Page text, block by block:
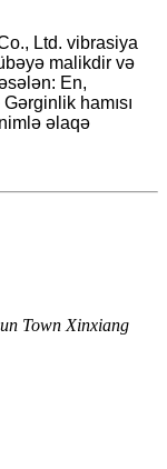
Ltd. vibrasiya
malikdir və
En,
hamısı
əlaqə
Town Xinxiang